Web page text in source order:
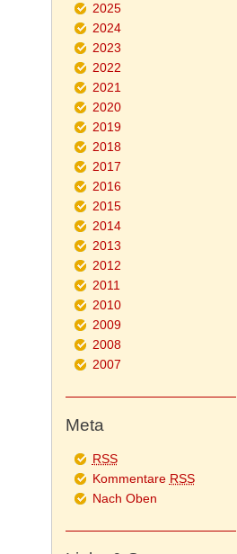
2025
2024
2023
2022
2021
2020
2019
2018
2017
2016
2015
2014
2013
2012
2011
2010
2009
2008
2007
Meta
RSS
Kommentare RSS
Nach Oben